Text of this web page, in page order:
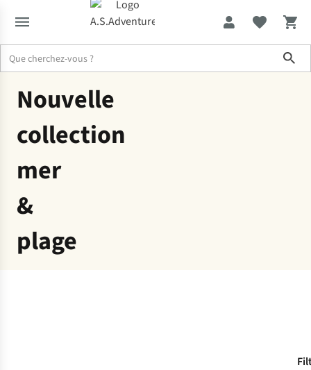
Homme Maillots de bain
Nouvelle
collection
mer
&
plage